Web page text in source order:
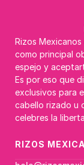
Rizos
como principal
espejo y
Es por eso que
exclusivos para
cabello rizado u
celebres la
RIZOS